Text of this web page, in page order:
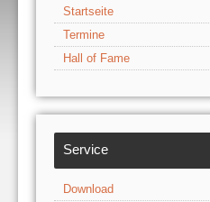
Startseite
Termine
Hall of Fame
Service
Download